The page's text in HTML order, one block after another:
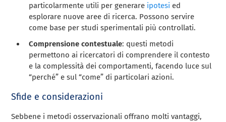
particolarmente utili per generare ipotesi ed
esplorare nuove aree di ricerca. Possono servire
come base per studi sperimentali più controllati.
Comprensione contestuale: questi metodi
permettono ai ricercatori di comprendere il contesto
e la complessità dei comportamenti, facendo luce sul
“perché” e sul “come” di particolari azioni.
Sfide e considerazioni
Sebbene i metodi osservazionali offrano molti vantaggi,